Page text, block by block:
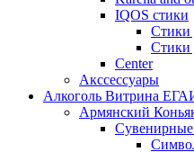
IQOS стики
Стики
Стики
Сenter
Акссессуары
Алкоголь Витрина
Армянский